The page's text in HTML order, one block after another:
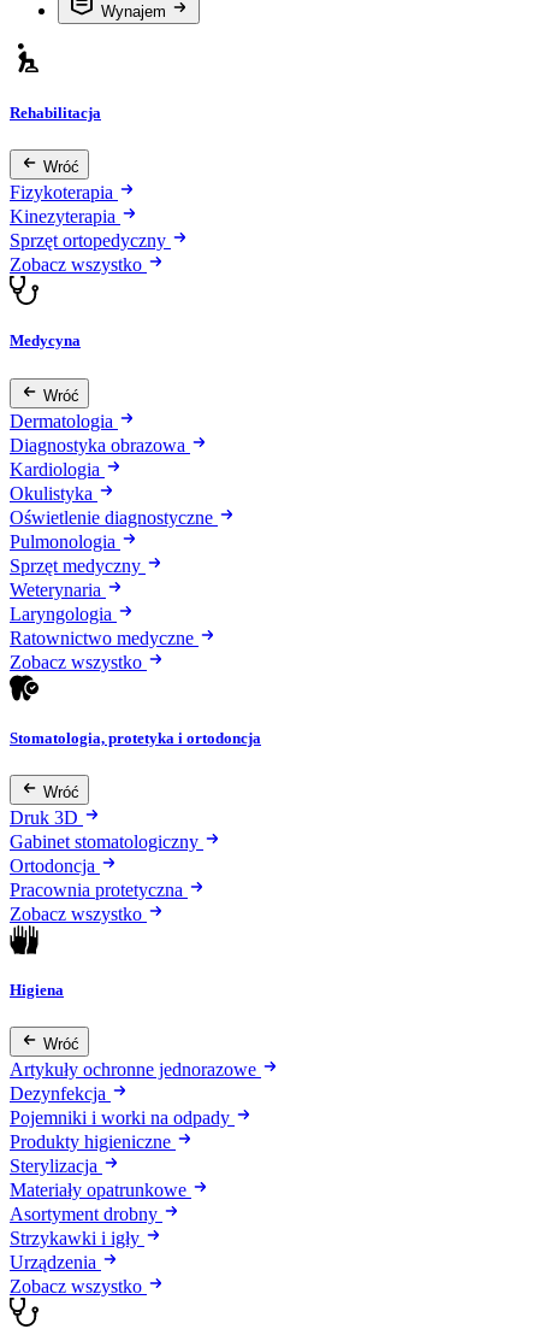
Wynajem
Rehabilitacja
Wróć
Fizykoterapia
Kinezyterapia
Sprzęt ortopedyczny
Zobacz wszystko
Medycyna
Wróć
Dermatologia
Diagnostyka obrazowa
Kardiologia
Okulistyka
Oświetlenie diagnostyczne
Pulmonologia
Sprzęt medyczny
Weterynaria
Laryngologia
Ratownictwo medyczne
Zobacz wszystko
Stomatologia, protetyka i ortodoncja
Wróć
Druk 3D
Gabinet stomatologiczny
Ortodoncja
Pracownia protetyczna
Zobacz wszystko
Higiena
Wróć
Artykuły ochronne jednorazowe
Dezynfekcja
Pojemniki i worki na odpady
Produkty higieniczne
Sterylizacja
Materiały opatrunkowe
Asortyment drobny
Strzykawki i igły
Urządzenia
Zobacz wszystko